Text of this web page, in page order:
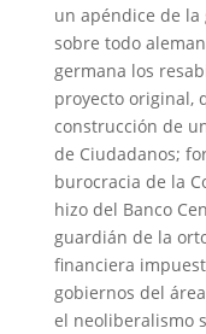
un apéndice de la
sobre todo
germana los
proyecto original,
construcción de
de Ciudadanos;
burocracia de la
hizo del Banco
guardián de la
financiera
gobiernos del
el neoliberalismo